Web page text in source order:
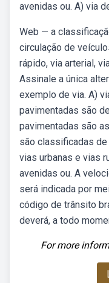
avenidas ou. A) via
Web — a
circulação de
rápido, via arterial,
Assinale a única
exemplo de via. A)
pavimentadas são
pavimentadas são
são classificadas
vias urbanas e vias
avenidas ou. A
será indicada por
código de trânsito
deverá, a todo
For more